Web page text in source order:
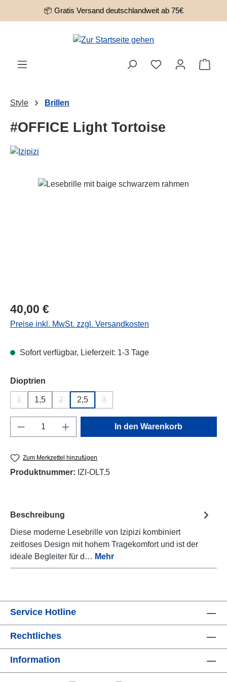
Zum Hauptinhalt springen
📦 Gratis Versand deutschlandweit ab 75€
Style Brillen
#OFFICE Light Tortoise
Bildergalerie überspringen
Regulärer Preis:
40,00 €
Preise inkl. MwSt. zzgl. Versandkosten
Sofort verfügbar, Lieferzeit: 1-3 Tage
Dioptrien
1
(Diese Option ist zurzeit nicht verfügbar.)
1,5 2
(Diese Option ist zurzeit nicht verfügbar.)
2,5 3
Produkt Anzahl: Gib den gewünschten
In den Warenkorb
Zum Merkzettel hinzufügen
Produktnummer: IZI-OLT.5
Beschreibung
Diese moderne Lesebrille von Izipizi kombiniert
zeitloses Design mit hohem Tragekomfort und ist der
ideale Begleiter für d… Mehr
Service Hotline
Rechtliches
Information